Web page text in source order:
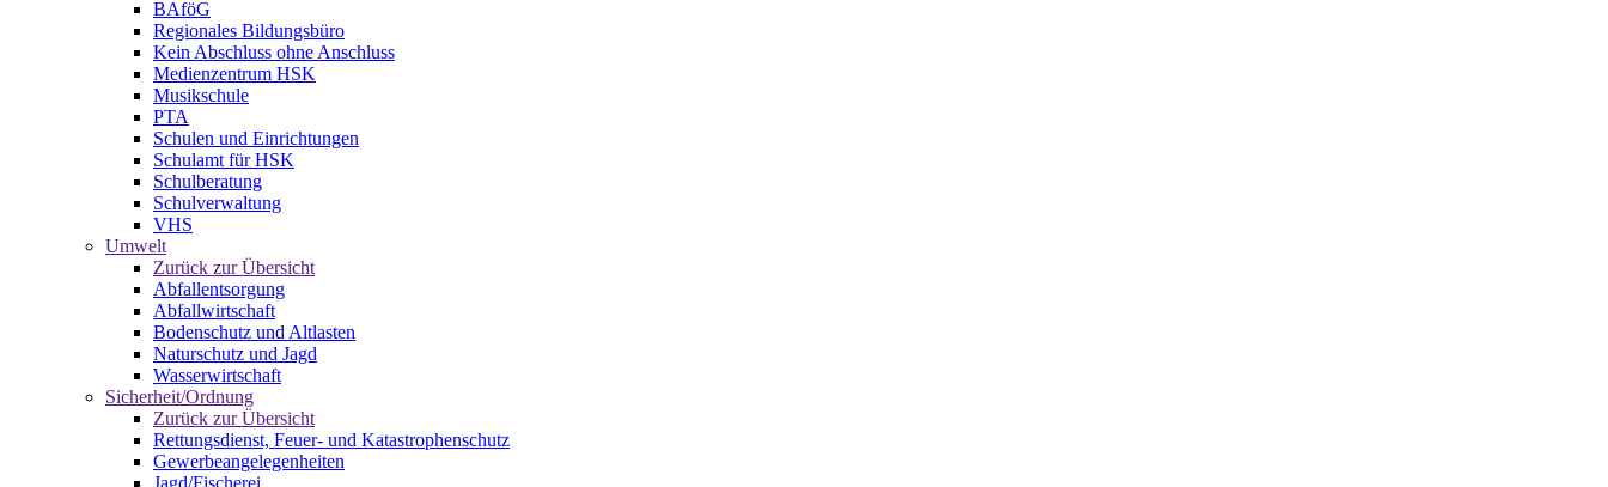
BAföG
Regionales Bildungsbüro
Kein Abschluss ohne Anschluss
Medienzentrum HSK
Musikschule
PTA
Schulen und Einrichtungen
Schulamt für HSK
Schulberatung
Schulverwaltung
VHS
Umwelt
Zurück zur Übersicht
Abfallentsorgung
Abfallwirtschaft
Bodenschutz und Altlasten
Naturschutz und Jagd
Wasserwirtschaft
Sicherheit/Ordnung
Zurück zur Übersicht
Rettungsdienst, Feuer- und Katastrophenschutz
Gewerbeangelegenheiten
Jagd/Fischerei